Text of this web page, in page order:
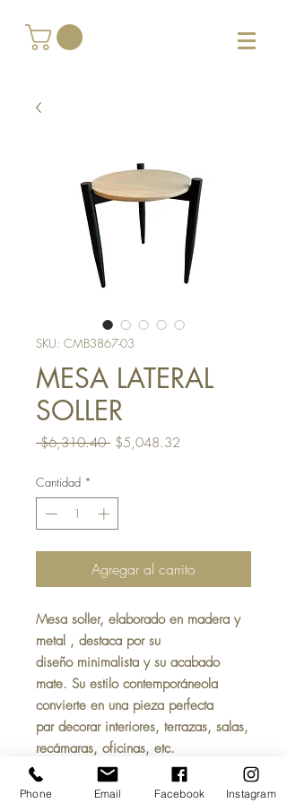
SKU: CMB3867-03
MESA LATERAL
SOLLER
$6,310.40 Precio
$5,048.32
Cantidad *
Agregar al carrito
Mesa soller, elaborado en madera y
metal , destaca por su
diseño minimalista y su acabado
mate. Su estilo contemporáneola
convierte en una pieza perfecta
par decorar interiores, terrazas, salas,
recámaras, oficinas, etc.
Madera rosa morada con acabado
Phone Email Facebook Instagram